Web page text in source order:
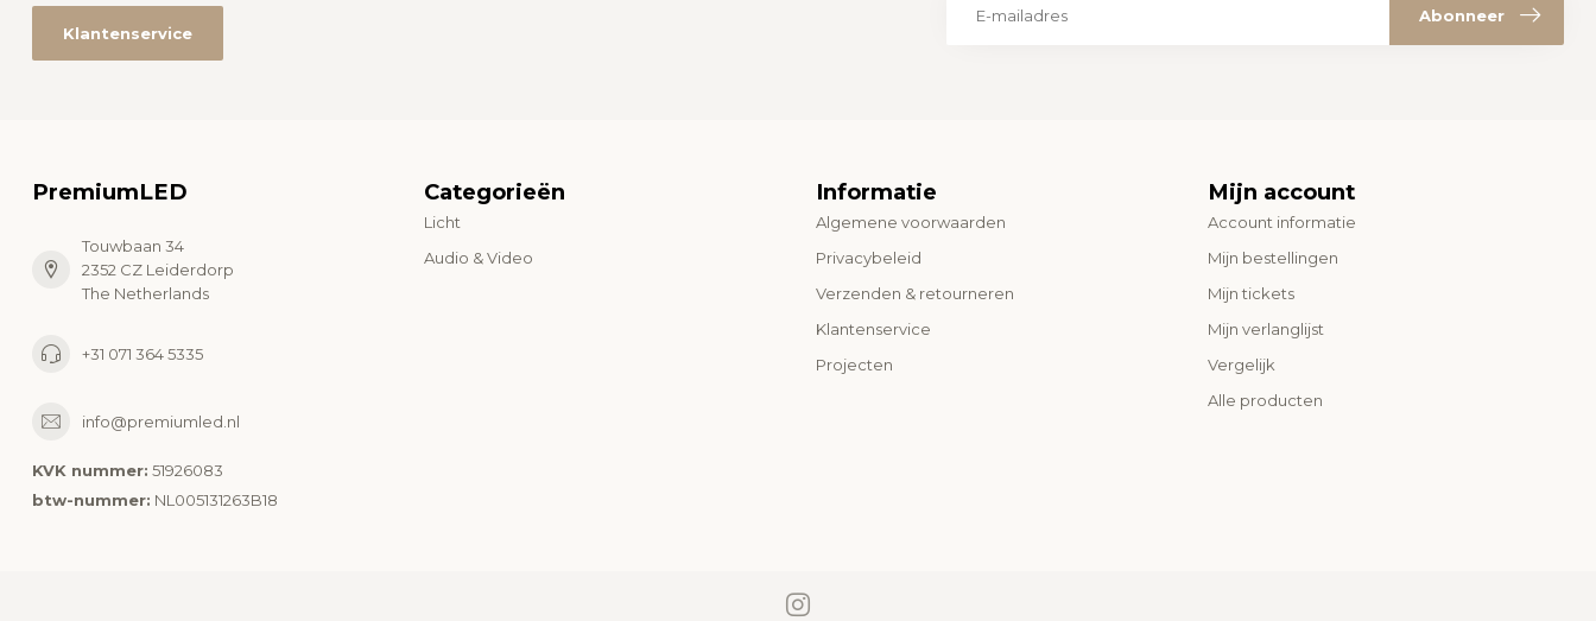
Klantenservice
Abonneer
PremiumLED
Touwbaan 34
2352 CZ Leiderdorp
The Netherlands
+31 071 364 5335
info@premiumled.nl
KVK nummer: 51926083
btw-nummer: NL005131263B18
Categorieën
Licht
Audio & Video
Informatie
Algemene voorwaarden
Privacybeleid
Verzenden & retourneren
Klantenservice
Projecten
Mijn account
Account informatie
Mijn bestellingen
Mijn tickets
Mijn verlanglijst
Vergelijk
Alle producten